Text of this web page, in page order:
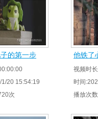
的第一步
1/20 15:54:19
次
他铁了
视频时
时间
播放次